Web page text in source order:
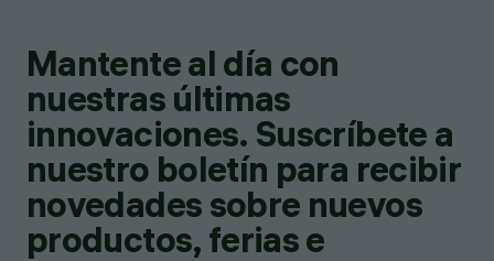
Mantente al día con
nuestras últimas
innovaciones. Suscríbete a
nuestro boletín para recibir
novedades sobre nuevos
productos, ferias e